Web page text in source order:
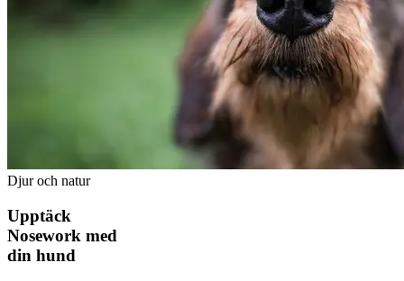
Djur och natur
Upptäck
Nosework med
din hund